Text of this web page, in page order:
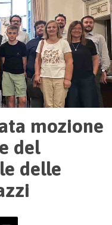
mozione
del
delle